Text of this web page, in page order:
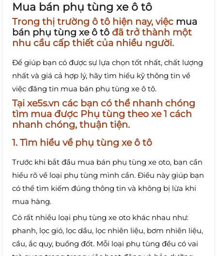
Mua bán phụ tùng xe ô tô
Trong thị trường ô tô hiện nay, việc mua
bán phụ tùng xe ô tô đã trở thành một
nhu cầu cấp thiết của nhiều người.
Để giúp bạn có được sự lựa chọn tốt nhất, chất lượng
nhất và giá cả hợp lý, hãy tìm hiểu kỹ thông tin về
việc đăng tin mua bán phụ tùng xe ô tô.
Tại xe5s.vn các bạn có thể nhanh chóng
tìm mua được Phụ tùng theo xe1 cách
nhanh chóng, thuận tiện.
1. Tìm hiểu về phụ tùng xe ô tô
Trước khi bắt đầu mua bán phụ tùng xe oto, bạn cần
hiểu rõ về loại phụ tùng mình cần. Điều này giúp bạn
có thể tìm kiếm đúng thông tin và không bị lừa khi
mua hàng.
Có rất nhiều loại phụ tùng xe oto khác nhau như:
phanh, lọc gió, lọc dầu, lọc nhiên liệu, bơm nhiên liệu,
cầu, ắc quy, buồng đốt. Mỗi loại phụ tùng đều có vai